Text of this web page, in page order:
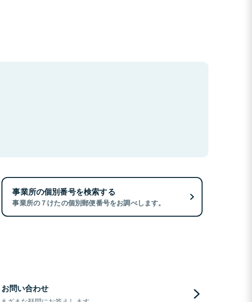
事業所の個別番号を検索する
事業所の７けたの個別郵便番号をお調べします。
問い合わせ